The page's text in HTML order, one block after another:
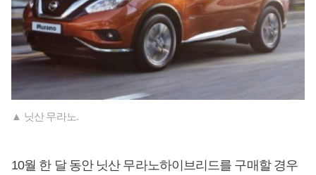
▲ 닛산 무라노.
10월 한 달 동안 닛산 무라노하이브리드를 구매할 경우